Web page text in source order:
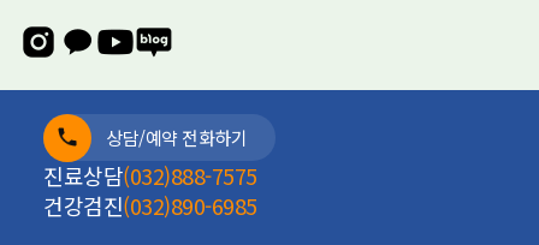
상담/예약 전화하기
진료상담(032)888-7575
건강검진(032)890-6985